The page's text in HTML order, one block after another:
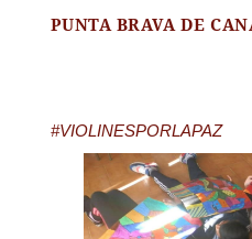
PUNTA BRAVA DE
#VIOLINESPORLAPAZ